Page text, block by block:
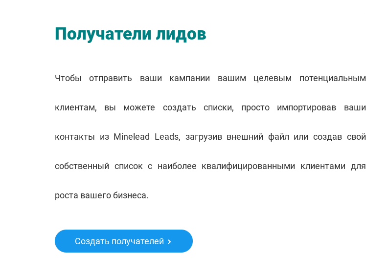
Получатели лидов
Чтобы отправить ваши кампании вашим целевым потенциальным
клиентам, вы можете создать списки, просто импортировав ваши
контакты из Minelead Leads, загрузив внешний файл или создав свой
собственный список с наиболее квалифицированными клиентами для
роста вашего бизнеса.
Создать получателей